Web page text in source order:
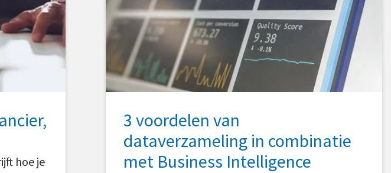
hoe je
3 voordelen van
dataverzameling in combinatie
met Business Intelligence